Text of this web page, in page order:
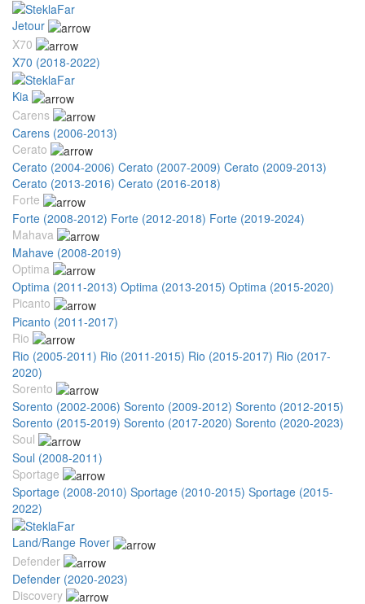
Jetour
X70
X70 (2018-2022)
Kia
Carens
Carens (2006-2013)
Cerato
Cerato (2004-2006) Cerato (2007-2009) Cerato (2009-2013)
Cerato (2013-2016) Cerato (2016-2018)
Forte
Forte (2008-2012) Forte (2012-2018) Forte (2019-2024)
Mahava
Mahave (2008-2019)
Optima
Optima (2011-2013) Optima (2013-2015) Optima (2015-2020)
Picanto
Picanto (2011-2017)
Rio
Rio (2005-2011) Rio (2011-2015) Rio (2015-2017) Rio (2017-
2020)
Sorento
Sorento (2002-2006) Sorento (2009-2012) Sorento (2012-2015)
Sorento (2015-2019) Sorento (2017-2020) Sorento (2020-2023)
Soul
Soul (2008-2011)
Sportage
Sportage (2008-2010) Sportage (2010-2015) Sportage (2015-
2022)
Land/Range Rover
Defender
Defender (2020-2023)
Discovery